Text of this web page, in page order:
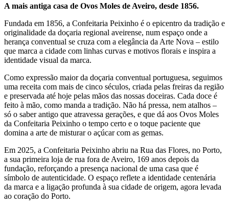
A mais antiga casa de Ovos Moles de Aveiro, desde 1856.
Fundada em 1856, a Confeitaria Peixinho é o epicentro da tradição e
originalidade da doçaria regional aveirense, num espaço onde a
herança conventual se cruza com a elegância da Arte Nova – estilo
que marca a cidade com linhas curvas e motivos florais e inspira a
identidade visual da marca.
Como expressão maior da doçaria conventual portuguesa, seguimos
uma receita com mais de cinco séculos, criada pelas freiras da região
e preservada até hoje pelas mãos das nossas doceiras. Cada doce é
feito à mão, como manda a tradição. Não há pressa, nem atalhos –
só o saber antigo que atravessa gerações, e que dá aos Ovos Moles
da Confeitaria Peixinho o tempo certo e o toque paciente que
domina a arte de misturar o açúcar com as gemas.
Em 2025, a Confeitaria Peixinho abriu na Rua das Flores, no Porto,
a sua primeira loja de rua fora de Aveiro, 169 anos depois da
fundação, reforçando a presença nacional de uma casa que é
símbolo de autenticidade. O espaço reflete a identidade centenária
da marca e a ligação profunda à sua cidade de origem, agora levada
ao coração do Porto.